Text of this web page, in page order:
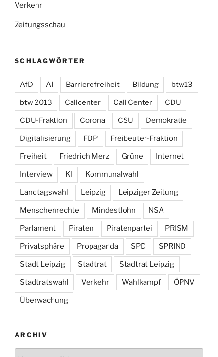
Verkehr
Zeitungsschau
SCHLAGWÖRTER
AfD AI Barrierefreiheit Bildung btw13
btw 2013 Callcenter Call Center CDU
CDU-Fraktion Corona CSU Demokratie
Digitalisierung FDP Freibeuter-Fraktion
Freiheit Friedrich Merz Grüne Internet
Interview KI Kommunalwahl
Landtagswahl Leipzig Leipziger Zeitung
Menschenrechte Mindestlohn NSA
Parlament Piraten Piratenpartei PRISM
Privatsphäre Propaganda SPD SPRIND
Stadt Leipzig Stadtrat Stadtrat Leipzig
Stadtratswahl Verkehr Wahlkampf ÖPNV
Überwachung
ARCHIV